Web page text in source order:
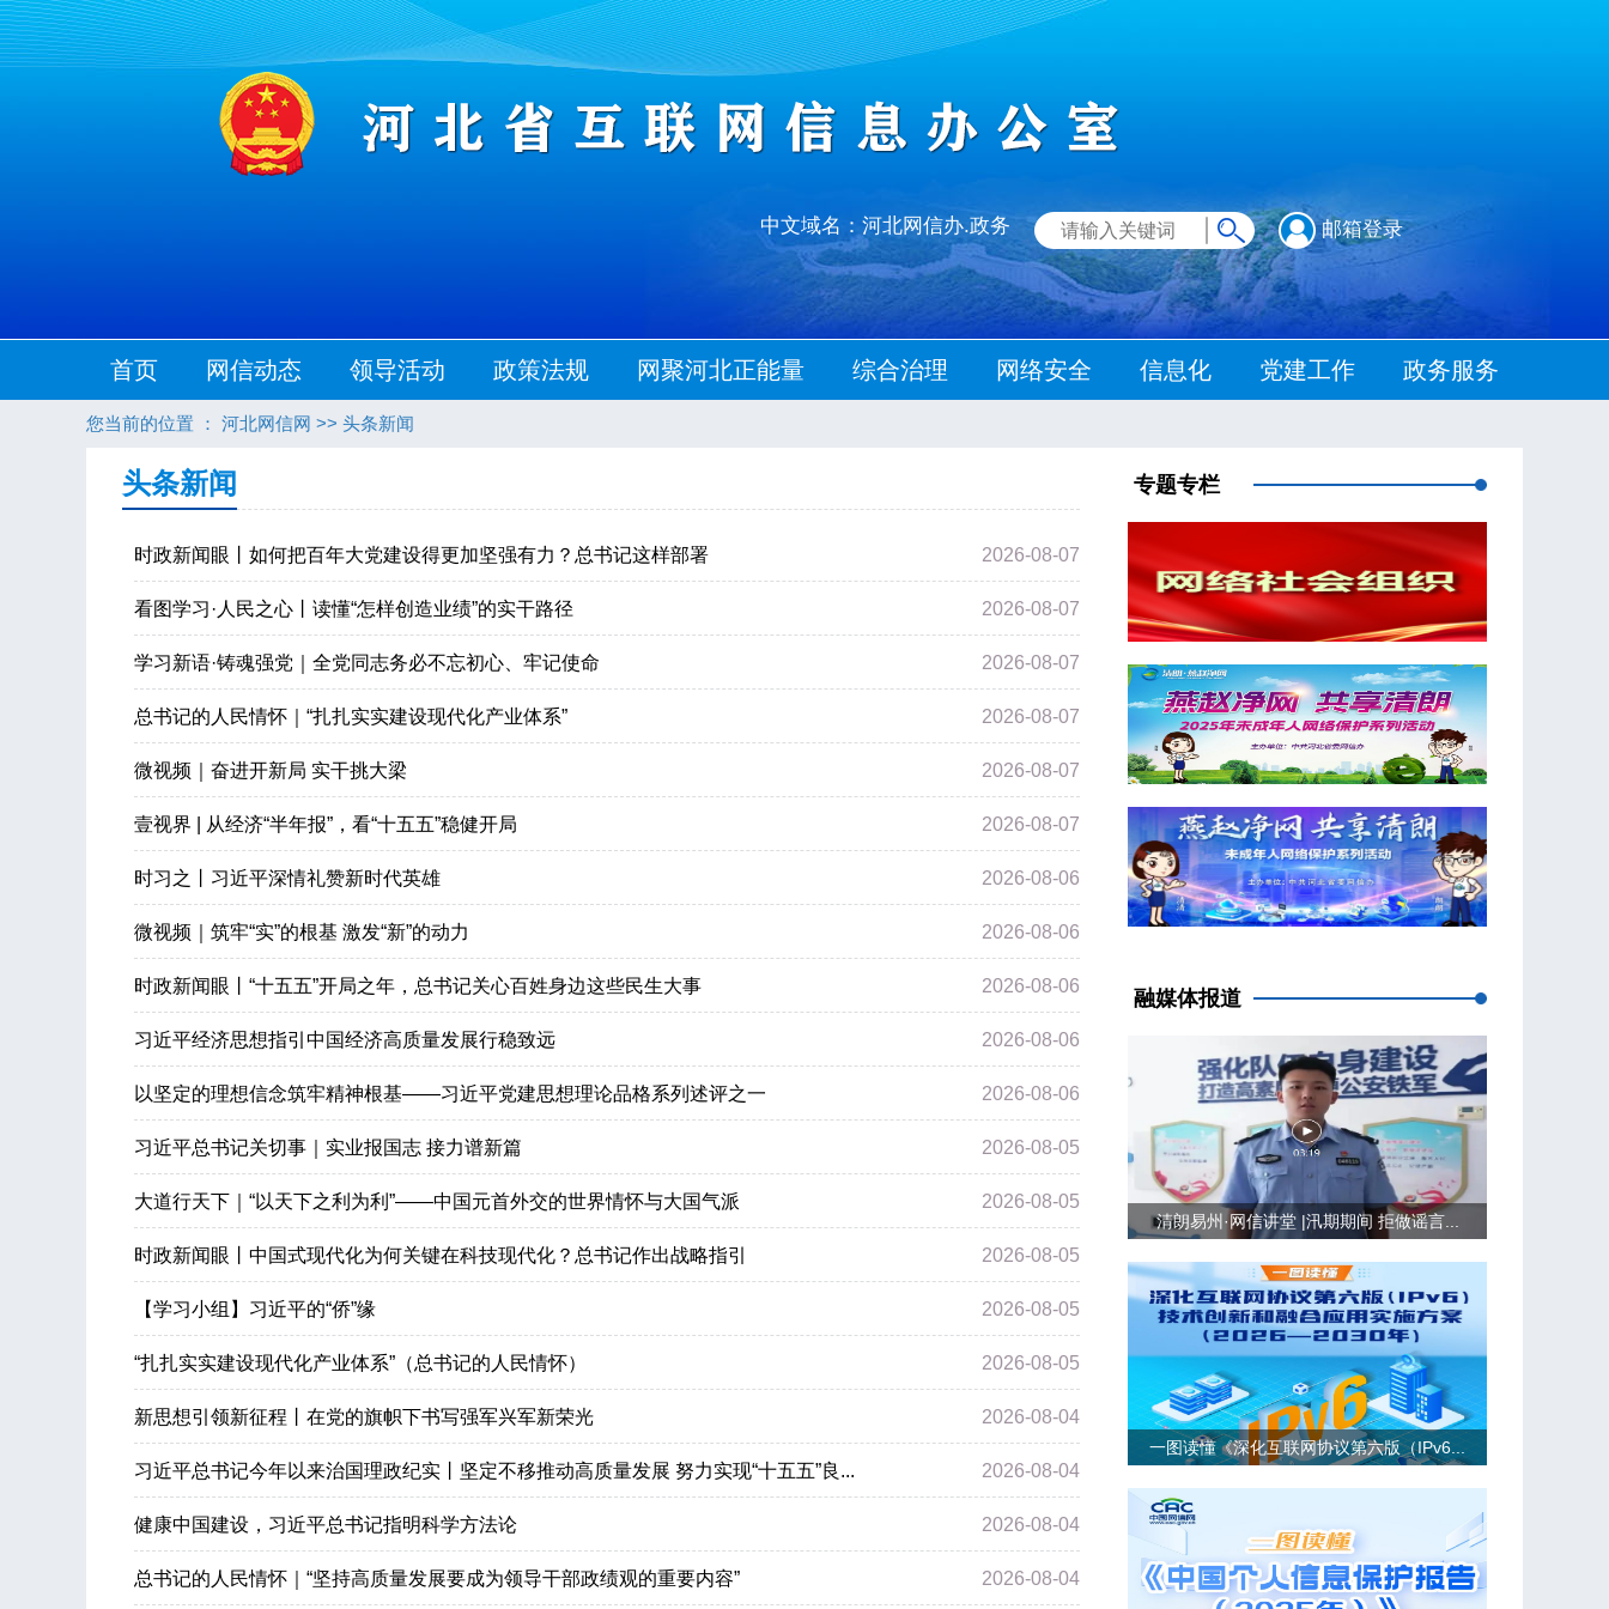
中文域名：河北网信办.政务 邮箱登录
首页 网信动态 领导活动 政策法规 网聚河北正能量 综合治理 网络安全 信息化 党建工作 政务服务
您当前的位置 ： 河北网信网 >> 头条新闻
头条新闻
时政新闻眼丨如何把百年大党建设得更加坚强有力？总书记这样部署 2026-08-07
看图学习·人民之心丨读懂“怎样创造业绩”的实干路径 2026-08-07
学习新语·铸魂强党｜全党同志务必不忘初心、牢记使命 2026-08-07
总书记的人民情怀｜“扎扎实实建设现代化产业体系” 2026-08-07
微视频｜奋进开新局 实干挑大梁 2026-08-07
壹视界 | 从经济“半年报”，看“十五五”稳健开局 2026-08-07
时习之丨习近平深情礼赞新时代英雄 2026-08-06
微视频｜筑牢“实”的根基 激发“新”的动力 2026-08-06
时政新闻眼丨“十五五”开局之年，总书记关心百姓身边这些民生大事 2026-08-06
习近平经济思想指引中国经济高质量发展行稳致远 2026-08-06
以坚定的理想信念筑牢精神根基——习近平党建思想理论品格系列述评之一 2026-08-06
习近平总书记关切事｜实业报国志 接力谱新篇 2026-08-05
大道行天下｜“以天下之利为利”——中国元首外交的世界情怀与大国气派 2026-08-05
时政新闻眼丨中国式现代化为何关键在科技现代化？总书记作出战略指引 2026-08-05
【学习小组】习近平的“侨”缘 2026-08-05
“扎扎实实建设现代化产业体系”（总书记的人民情怀） 2026-08-05
新思想引领新征程丨在党的旗帜下书写强军兴军新荣光 2026-08-04
习近平总书记今年以来治国理政纪实丨坚定不移推动高质量发展 努力实现“十五五”良... 2026-08-04
健康中国建设，习近平总书记指明科学方法论 2026-08-04
总书记的人民情怀｜“坚持高质量发展要成为领导干部政绩观的重要内容” 2026-08-04
专题专栏
融媒体报道
清朗易州·网信讲堂 |汛期期间 拒做谣言...
一图读懂《深化互联网协议第六版（IPv6...